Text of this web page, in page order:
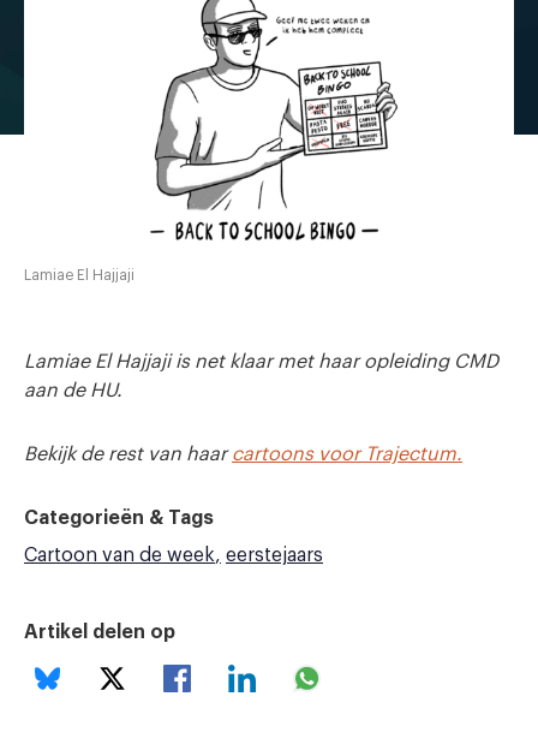
Lamiae El Hajjaji
Lamiae El Hajjaji is net klaar met haar opleiding CMD
aan de HU.
Bekijk de rest van haarcartoons voor Trajectum.
Categorieën & Tags
Cartoon van de week
eerstejaars
Artikel delen op